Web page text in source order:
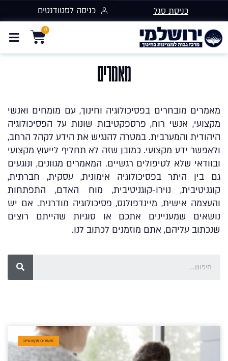
כניסת סגל כניסה לסטודנטים
מאמרים
מאמרים מובחרים בפסיכולוגיה וחינוך, עם מומחים ואנשי
מקצועי, אנשי רוח, פרספקטיבות שונות על הפסיכולוגיה
היהודית והמערבית. במטרה להנגיש את הידע לקהל הרחב,
ולאפשר ידע מקצועי. כמובן שזה לא תחליף לייעוץ מקצועי
ובוודאי שלא לטיפולים רגשיים. המאמרים מגוונים, ונוגעים
גם בין היתר בפסיכולוגיה אימונית, עסקית, חברתית,
קוגניטיבית, נוירו-קוגניטיבית, מוח האדם, התפתחות
והעצמה אישית, מיינדפולנס, פסיכולוגיה מודרנית. אם יש
נושאים שמעניינים אתכם או סוגיות שהייתם רוצים
שנכתוב עליהם, אתם מוזמנים לכתוב לנו.
מאמרים מקצועיים